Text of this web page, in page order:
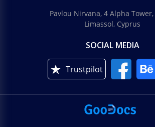
Pavlou Nirvana, 4 Alpha Tower,
Limassol, Cyprus
SOCIAL MEDIA
Trustpilot